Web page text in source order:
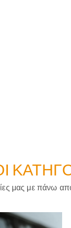
μας με πάνω